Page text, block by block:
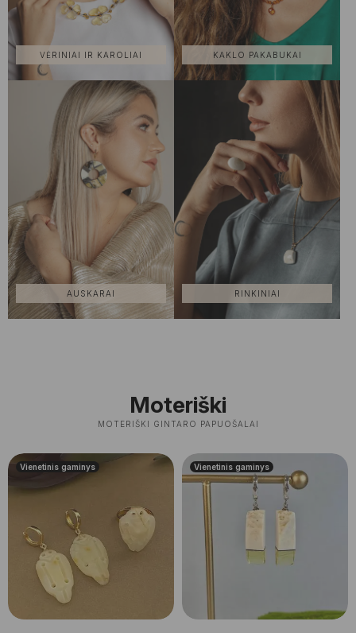
VĖRINIAI IR KAROLIAI KAKLO PAKABUKAI
AUSKARAI RINKINIAI
Moteriški
MOTERIŠKI GINTARO PAPUOŠALAI
Vienetinis gaminys Vienetinis gaminys